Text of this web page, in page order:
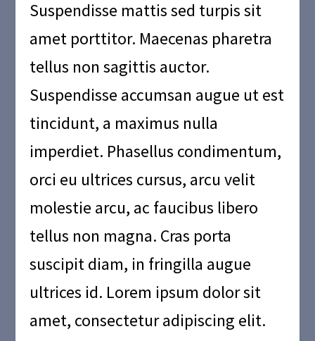
Suspendisse mattis sed turpis sit
amet porttitor. Maecenas pharetra
tellus non sagittis auctor.
Suspendisse accumsan augue ut est
tincidunt, a maximus nulla
imperdiet. Phasellus condimentum,
orci eu ultrices cursus, arcu velit
molestie arcu, ac faucibus libero
tellus non magna. Cras porta
suscipit diam, in fringilla augue
ultrices id. Lorem ipsum dolor sit
amet, consectetur adipiscing elit.